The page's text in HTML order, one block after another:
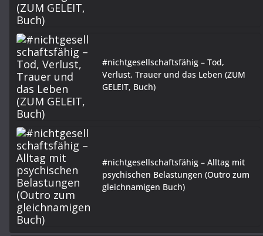
#nichtgesellschaftsfähig – Tod,
Verlust, Trauer und das Leben (ZUM
GELEIT, Buch)
#nichtgesellschaftsfähig – Alltag mit
psychischen Belastungen (Outro zum
gleichnamigen Buch)